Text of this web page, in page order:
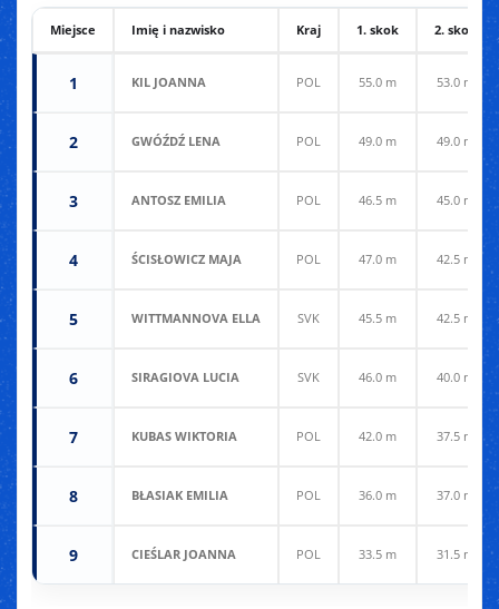
Miejsce Imię i nazwisko Kraj 1. skok 2. skok
1 KIL JOANNA POL 55.0 m 53.0 m
2 GWÓŹDŹ LENA POL 49.0 m 49.0 m
3 ANTOSZ EMILIA POL 46.5 m 45.0 m
4 ŚCISŁOWICZ MAJA POL 47.0 m 42.5 m
5 WITTMANNOVA ELLA SVK 45.5 m 42.5 m
6 SIRAGIOVA LUCIA SVK 46.0 m 40.0 m
7 KUBAS WIKTORIA POL 42.0 m 37.5 m
8 BŁASIAK EMILIA POL 36.0 m 37.0 m
9 CIEŚLAR JOANNA POL 33.5 m 31.5 m